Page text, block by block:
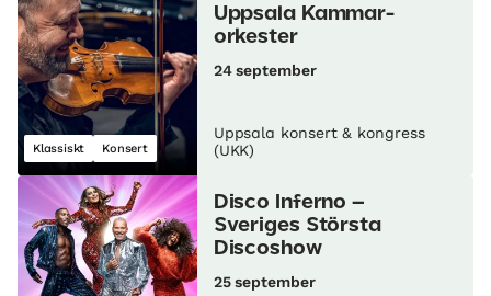
Klassiskt Konsert
Uppsala Kammar­
orkester
24 september
Uppsala konsert & kongress
(UKK)
Disco Inferno –
Sveriges Största
Discoshow
25 september